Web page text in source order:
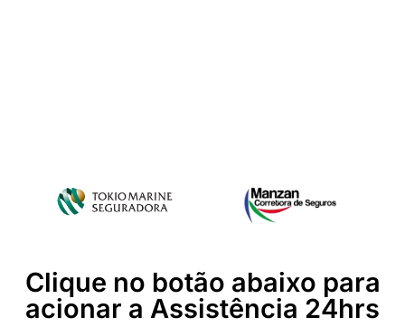
Clique no botão abaixo para
acionar a Assistência 24hrs